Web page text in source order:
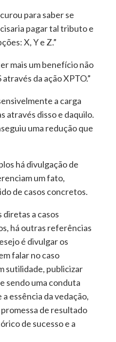
para saber se
pagar tal tributo e
X, Y e Z.”
mais um benefício não
da ação XPTO.”
a carga
através disso e daquilo.
uma redução que
há divulgação de
um fato,
de casos concretos.
a casos
há outras referências
é divulgar os
falar no caso
sutilidade, publicizar
sendo uma conduta
essência da vedação,
de resultado
de sucesso e a